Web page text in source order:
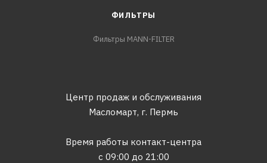
ФИЛЬТРЫ
Фильтры MANN-FILTER
Центр продаж и обслуживания
Масломарт, г. Пермь
Время работы контакт-центра
с 09:00 до 21:00